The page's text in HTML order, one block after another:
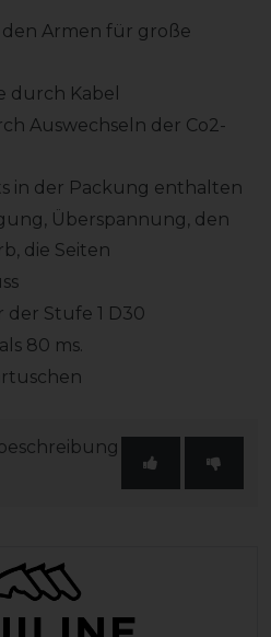
Armen für große
durch Kabel
Auswechseln der Co2-
in der Packung enthalten
Überspannung, den
die Seiten
Stufe 1 D30
80 ms.